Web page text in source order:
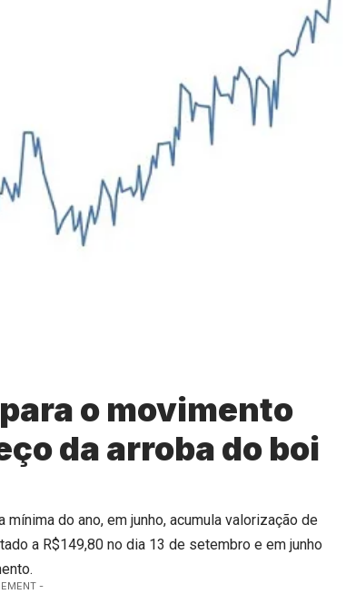
o movimento
da arroba do boi
do ano, em junho, acumula valorização de
a R$149,80 no dia 13 de setembro e em junho
-